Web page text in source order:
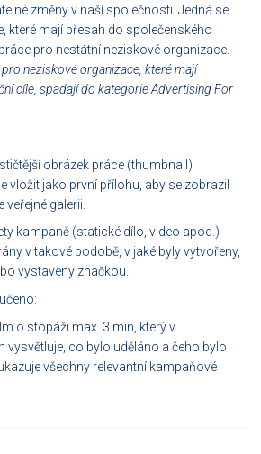
změny v naší společnosti. Jedná se
které mají přesah do společenského
pro nestátní neziskové organizace.
neziskové organizace, které mají
cíle, spadají do kategorie Advertising For
obrázek práce (thumbnail)
vložit jako první přílohu, aby se zobrazil
veřejné galerii.
kampaně (statické dílo, video apod.)
v takové podobě, v jaké byly vytvořeny,
vystaveny značkou.
o stopáži max. 3 min, který v
vysvětluje, co bylo uděláno a čeho bylo
všechny relevantní kampaňové